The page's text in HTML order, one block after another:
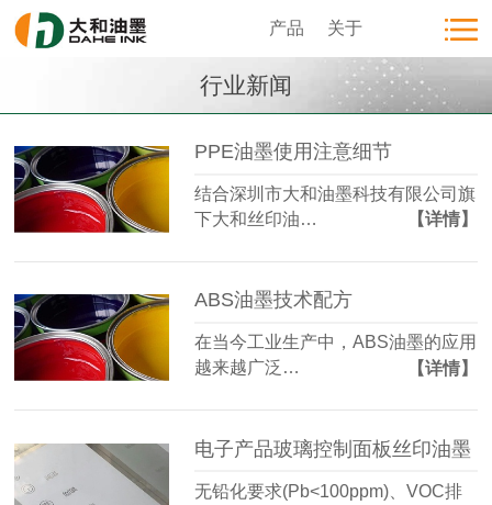
产品 关于
行业新闻
PPE油墨使用注意细节
结合深圳市大和油墨科技有限公司旗
下大和丝印油…
【详情】
ABS油墨技术配方
在当今工业生产中，ABS油墨的应用
越来越广泛…
【详情】
电子产品玻璃控制面板丝印油墨
无铅化要求(Pb<100ppm)、VOC排